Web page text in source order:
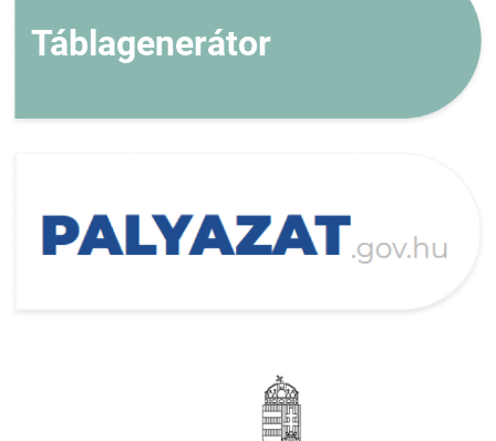
Táblagenerátor